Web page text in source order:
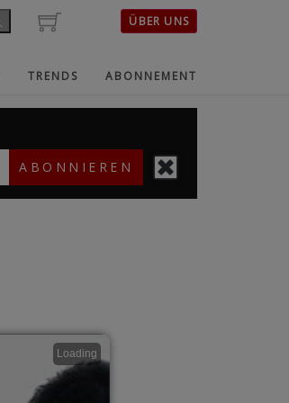
ÜBER UNS
TRENDS ABONNEMENT
ABONNIEREN
Loading